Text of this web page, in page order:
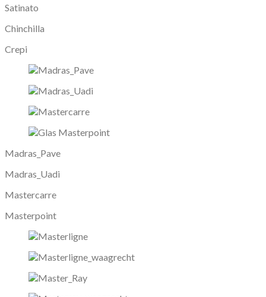
Satinato
Chinchilla
Crepi
Madras_Pave
Madras_Uadi
Mastercarre
Masterpoint